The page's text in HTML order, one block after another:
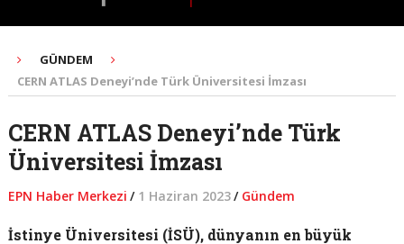
GÜNDEM
CERN ATLAS Deneyi’nde Türk Üniversitesi İmzası
CERN ATLAS Deneyi’nde Türk
Üniversitesi İmzası
EPN Haber Merkezi / 1 Haziran 2023/ Gündem
İstinye Üniversitesi (İSÜ), dünyanın en büyük